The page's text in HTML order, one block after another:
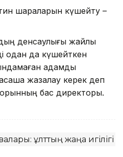
шараларын күшейту –
денсаулығы жайлы
одан да күшейткен
адамды
жазалау керек деп
бас директоры.
ұлттың жаңа игілігі